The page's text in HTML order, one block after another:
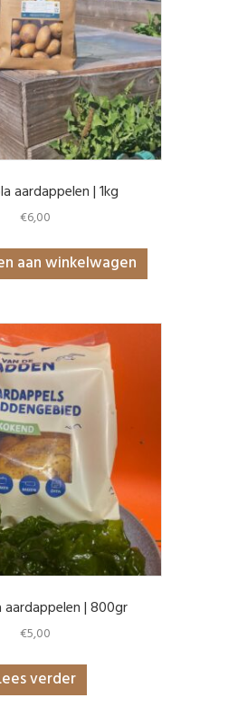
aardappelen | 1kg
€6,00
aan winkelwagen
aardappelen | 800gr
€5,00
verder